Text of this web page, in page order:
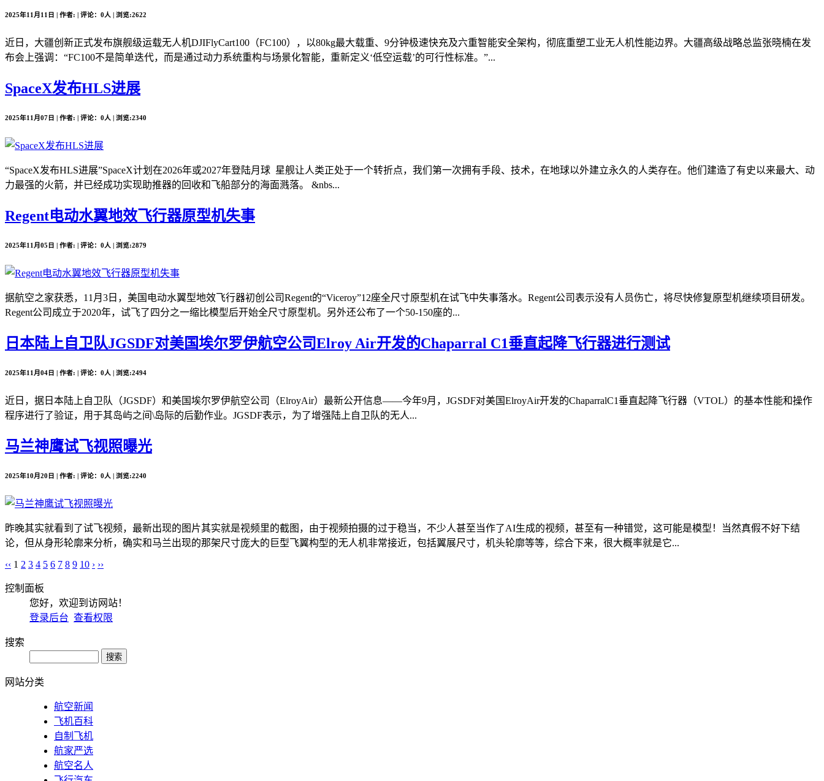
2025年11月11日 | 作者: | 评论：0人 | 浏览:2622
近日，大疆创新正式发布旗舰级运载无人机DJIFlyCart100（FC100），以80kg最大载重、9分钟极速快充及六重智能安全架构，彻底重塑工业无人机性能边界。大疆高级战略总监张晓楠在发
布会上强调：“FC100不是简单迭代，而是通过动力系统重构与场景化智能，重新定义‘低空运载’的可行性标准。”...
SpaceX发布HLS进展
2025年11月07日 | 作者: | 评论：0人 | 浏览:2340
“SpaceX发布HLS进展”SpaceX计划在2026年或2027年登陆月球 星舰让人类正处于一个转折点，我们第一次拥有手段、技术，在地球以外建立永久的人类存在。他们建造了有史以来最大、动
力最强的火箭，并已经成功实现助推器的回收和飞船部分的海面溅落。 &nbs...
Regent电动水翼地效飞行器原型机失事
2025年11月05日 | 作者: | 评论：0人 | 浏览:2879
据航空之家获悉，11月3日，美国电动水翼型地效飞行器初创公司Regent的“Viceroy”12座全尺寸原型机在试飞中失事落水。Regent公司表示没有人员伤亡，将尽快修复原型机继续项目研发。
Regent公司成立于2020年，试飞了四分之一缩比模型后开始全尺寸原型机。另外还公布了一个50-150座的...
日本陆上自卫队JGSDF对美国埃尔罗伊航空公司Elroy Air开发的Chaparral C1垂直起降飞行器进行测试
2025年11月04日 | 作者: | 评论：0人 | 浏览:2494
近日，据日本陆上自卫队（JGSDF）和美国埃尔罗伊航空公司（ElroyAir）最新公开信息——今年9月，JGSDF对美国ElroyAir开发的ChaparralC1垂直起降飞行器（VTOL）的基本性能和操作
程序进行了验证，用于其岛屿之间\岛际的后勤作业。JGSDF表示，为了增强陆上自卫队的无人...
马兰神鹰试飞视照曝光
2025年10月20日 | 作者: | 评论：0人 | 浏览:2240
昨晚其实就看到了试飞视频，最新出现的图片其实就是视频里的截图，由于视频拍摄的过于稳当，不少人甚至当作了AI生成的视频，甚至有一种错觉，这可能是模型！当然真假不好下结
论，但从身形轮廓来分析，确实和马兰出现的那架尺寸庞大的巨型飞翼构型的无人机非常接近，包括翼展尺寸，机头轮廓等等，综合下来，很大概率就是它...
‹‹ 1 2 3 4 5 6 7 8 9 10 › ››
控制面板
您好，欢迎到访网站！
登录后台 查看权限
搜索
网站分类
航空新闻
飞机百科
自制飞机
航家严选
航空名人